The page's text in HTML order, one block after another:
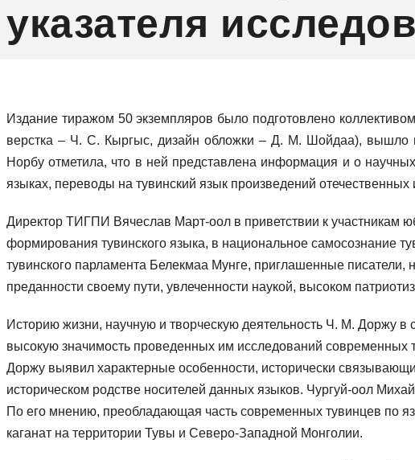
указателя
Издание тиражом 50 экземпляров было подготовлено
верстка – Ч. С. Кыргыс, дизайн обложки – Д. М. Шойдаа), вышло в
Норбу отметила, что в ней представлена информация и о
языках, переводы на тувинский язык произведений
Директор ТИГПИ Вячеслав Март-оол в приветствии к участникам
формирования тувинского языка, в национальное самосознание
тувинского парламента Белекмаа Мунге, приглашенные
преданности своему пути, увлеченности наукой, высоком
Историю жизни, научную и творческую деятельность Ч. М. Доржу
высокую значимость проведенных им исследований современных
Доржу выявил характерные особенности, исторически
историческом родстве носителей данных языков. Чургуй-оол
По его мнению, преобладающая часть современных тувинцев по
каганат на территории Тувы и Северо-Западной Монголии.